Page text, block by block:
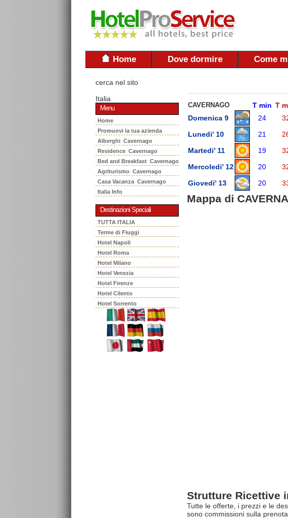
Home Dove dormire Come
cerca nel sito
Italia
Menu
Home
Promuovi la tua azienda
Alberghi Cavernago
Residence Cavernago
Bed and Breakfast Cavernago
Agriturismo Cavernago
Casa Vacanza Cavernago
Italia Info
Destinazioni Speciali
TUTTA ITALIA
Terme di Fiuggi
Hotel Napoli
Hotel Roma
Hotel Milano
Hotel Venezia
Hotel Firenze
Hotel Cilento
Hotel Sorrento
CAVERNAGO T min T
Domenica 9
24
Lunedi' 10
21
Martedi' 11
19
Mercoledi' 12
20
Giovedi' 13
20
Mappa di
Strutture Ricettive
Tutte le offerte, i prezzi e le
sono commissioni sulla